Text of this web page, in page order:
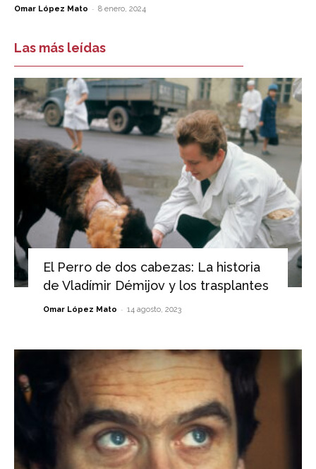
Omar López Mato - 8 enero, 2024
Las más leídas
El Perro de dos cabezas: La historia
de Vladímir Démijov y los trasplantes
Omar López Mato - 14 agosto, 2023